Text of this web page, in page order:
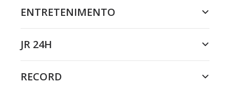
ENTRETENIMENTO
JR 24H
RECORD